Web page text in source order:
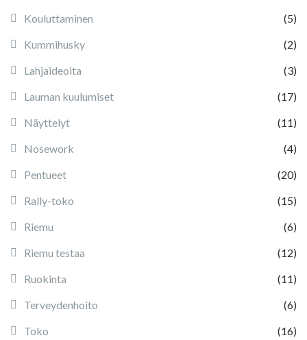
Kouluttaminen
(5)
Kummihusky
(2)
Lahjaideoita
(3)
Lauman kuulumiset
(17)
Näyttelyt
(11)
Nosework
(4)
Pentueet
(20)
Rally-toko
(15)
Riemu
(6)
Riemu testaa
(12)
Ruokinta
(11)
Terveydenhoito
(6)
Toko
(16)